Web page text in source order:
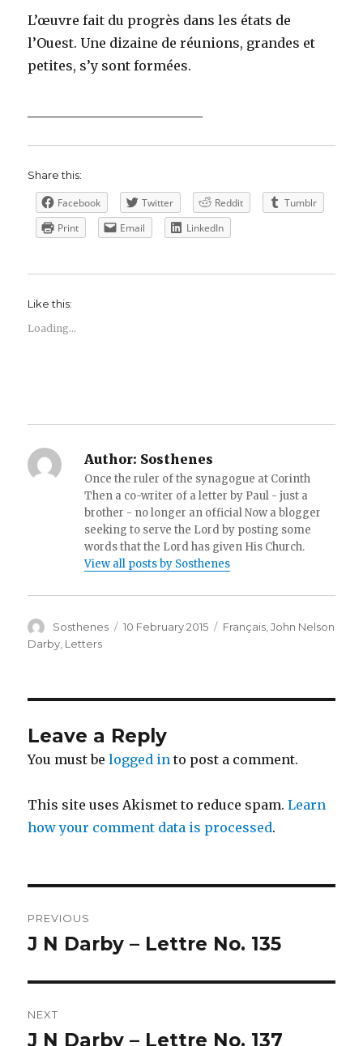
L’œuvre fait du progrès dans les états de
l’Ouest. Une dizaine de réunions, grandes et
petites, s’y sont formées.
Share this:
Facebook Twitter Reddit
Tumblr
Print
Email LinkedIn
Like this:
Loading...
Author: Sosthenes
Once the ruler of the synagogue at Corinth
Then a co-writer of a letter by Paul - just a
brother - no longer an official Now a blogger
seeking to serve the Lord by posting some
words that the Lord has given His Church.
View all posts by Sosthenes
Author
Sosthenes
Posted
10 February 2015 Categories
Français ,John Nelson
Darby Letters
Leave a Reply
You must belogged in to post a comment.
This site uses Akismet to reduce spam.Learn
how your comment data is processed.
navigation
PREVIOUS
Previous
J N Darby – Lettre No. 135
NEXT
Next
J N Darby – Lettre No. 137